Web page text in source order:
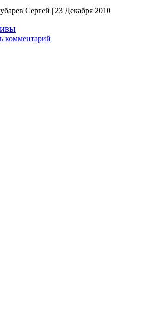
Сергей | 23 Декабря 2010
комментарий